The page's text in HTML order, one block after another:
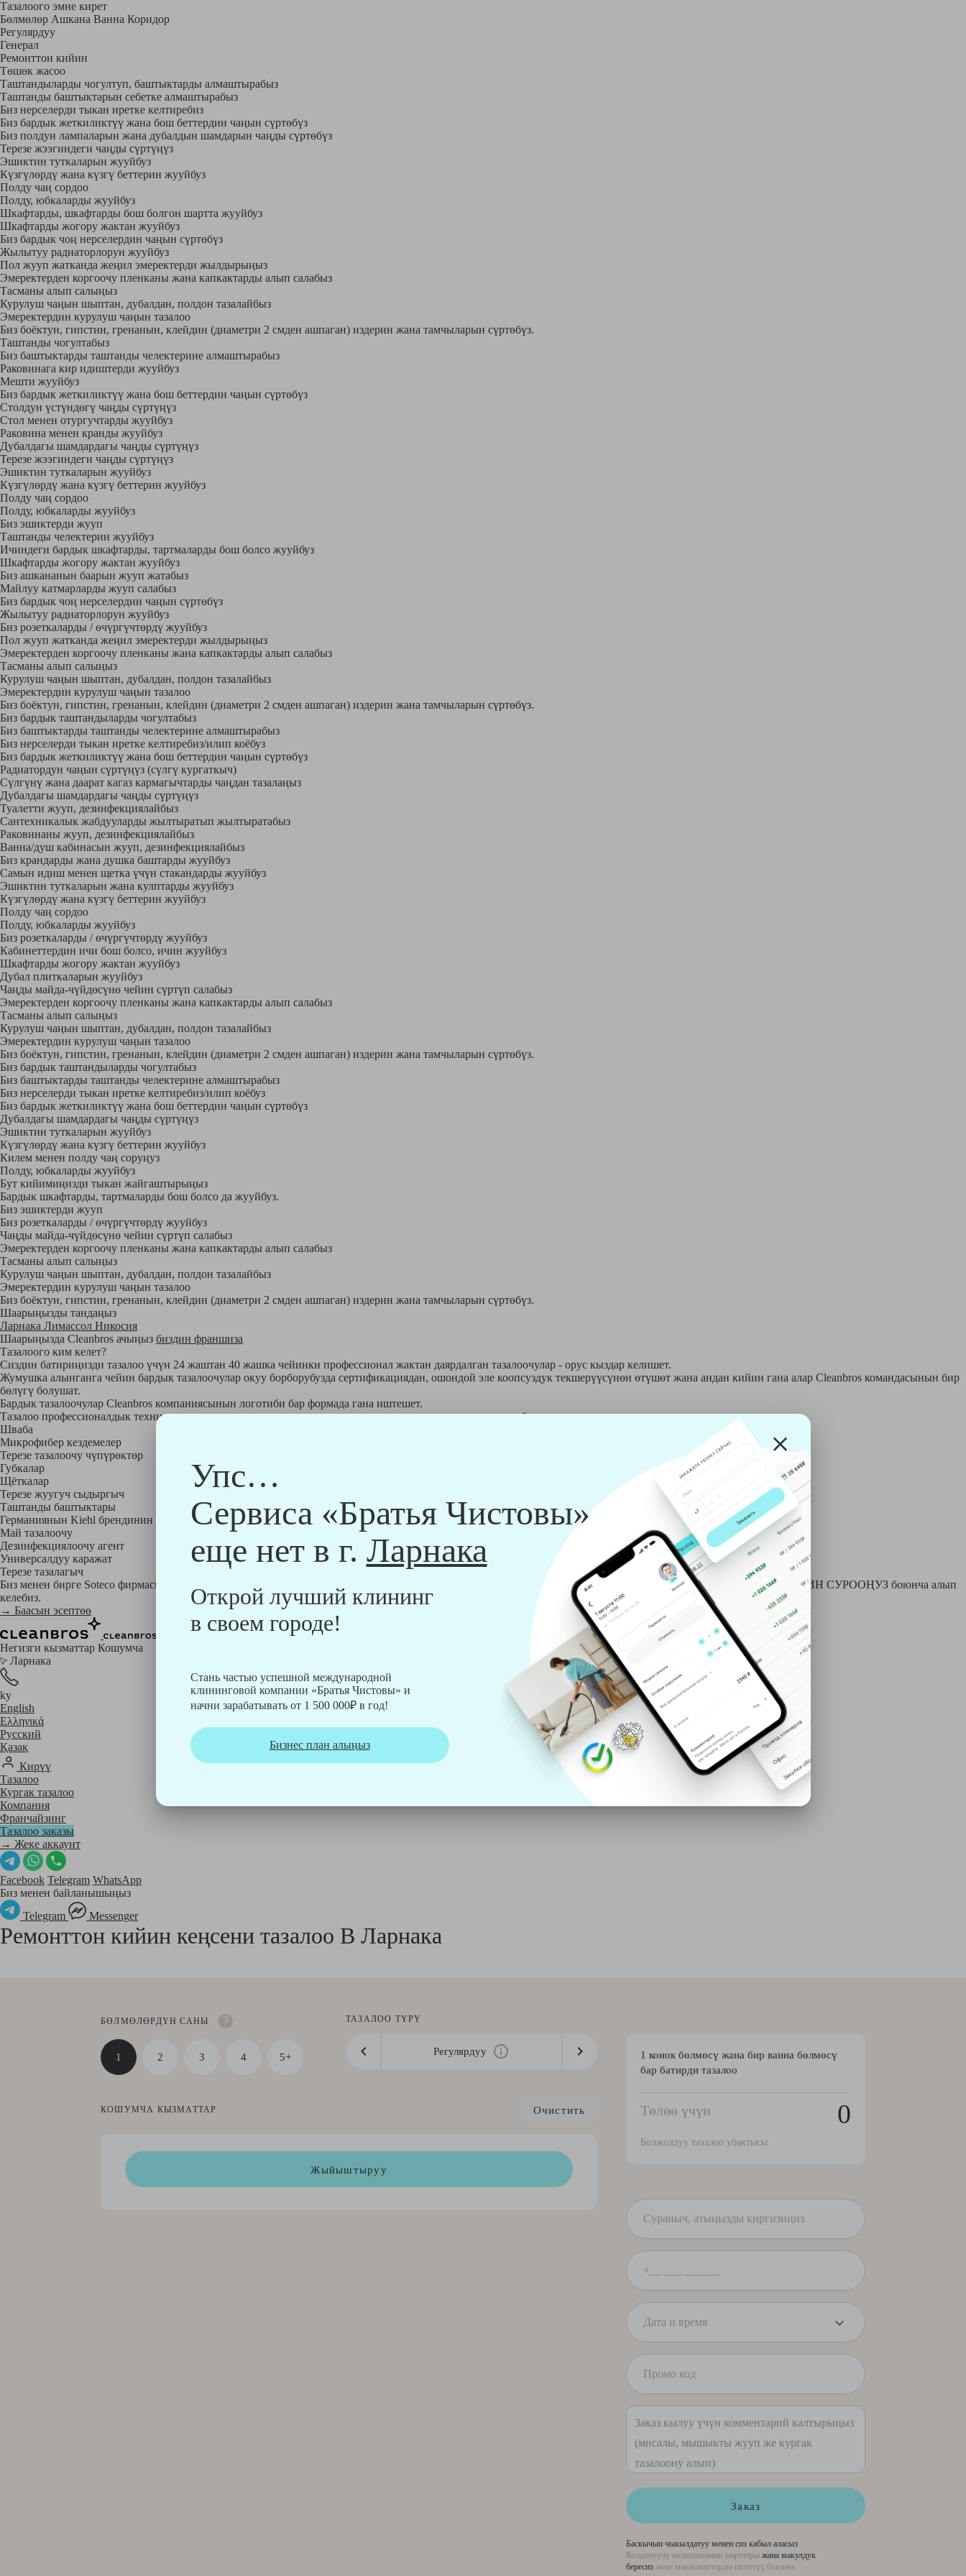
Упс…
Сервиса «Братья Чистовы»
еще нет в г. Ларнака
Открой лучший клининг
в своем городе!
Стань частью успешной международной
клининговой компании «Братья Чистовы» и
начни зарабатывать от 1 500 000₽ в год!
Бизнес план алыңыз
Тазалоого эмне кирет
Регулярдуу
Генерал
Ремонттон кийин
Төшөк жасоо
Таштандыларды чогултуп, баштыктарды алмаштырабыз
Таштанды баштыктарын себетке алмаштырабыз
Биз нерселерди тыкан иретке келтиребиз
Биз бардык жеткиликтүү жана бош беттердин чаңын сүртөбүз
Биз полдун лампаларын жана дубалдын шамдарын чаңды сүртөбүз
Терезе жээгиндеги чаңды сүртүңүз
Эшиктин туткаларын жууйбуз
Күзгүлөрдү жана күзгү беттерин жууйбуз
Полду чаң сордоо
Полду, юбкаларды жууйбуз
Шкафтарды, шкафтарды бош болгон шартта жууйбуз
Шкафтарды жогору жактан жууйбуз
Биз бардык чоң нерселердин чаңын сүртөбүз
Жылытуу радиаторлорун жууйбуз
Пол жууп жатканда жеңил эмеректерди жылдырыңыз
Эмеректерден коргоочу пленканы жана капкактарды алып салабыз
Тасманы алып салыңыз
Курулуш чаңын шыптан, дубалдан, полдон тазалайбыз
Эмеректердин курулуш чаңын тазалоо
Биз боёктун, гипстин, гренанын, клейдин (диаметри 2 смден ашпаган) издерин жана тамчыларын сүртөбүз.
Таштанды чогултабыз
Биз баштыктарды таштанды челектерине алмаштырабыз
Раковинага кир идиштерди жууйбуз
Мешти жууйбуз
Биз бардык жеткиликтүү жана бош беттердин чаңын сүртөбүз
Столдун үстүндөгү чаңды сүртүңүз
Стол менен отургучтарды жууйбуз
Раковина менен кранды жууйбуз
Дубалдагы шамдардагы чаңды сүртүңүз
Терезе жээгиндеги чаңды сүртүңүз
Эшиктин туткаларын жууйбуз
Күзгүлөрдү жана күзгү беттерин жууйбуз
Полду чаң сордоо
Полду, юбкаларды жууйбуз
Биз эшиктерди жууп
Таштанды челектерин жууйбуз
Ичиндеги бардык шкафтарды, тартмаларды бош болсо жууйбуз
Шкафтарды жогору жактан жууйбуз
Биз ашкананын баарын жууп жатабыз
Майлуу катмарларды жууп салабыз
Биз бардык чоң нерселердин чаңын сүртөбүз
Жылытуу радиаторлорун жууйбуз
Биз розеткаларды / өчүргүчтөрдү жууйбуз
Пол жууп жатканда жеңил эмеректерди жылдырыңыз
Эмеректерден коргоочу пленканы жана капкактарды алып салабыз
Тасманы алып салыңыз
Курулуш чаңын шыптан, дубалдан, полдон тазалайбыз
Эмеректердин курулуш чаңын тазалоо
Биз боёктун, гипстин, гренанын, клейдин (диаметри 2 смден ашпаган) издерин жана тамчыларын сүртөбүз.
Биз бардык таштандыларды чогултабыз
Биз баштыктарды таштанды челектерине алмаштырабыз
Биз нерселерди тыкан иретке келтиребиз/илип коёбуз
Биз бардык жеткиликтүү жана бош беттердин чаңын сүртөбүз
Радиатордун чаңын сүртүңүз (сүлгү кургаткыч)
Сүлгүнү жана даарат кагаз кармагычтарды чаңдан тазалаңыз
Дубалдагы шамдардагы чаңды сүртүңүз
Туалетти жууп, дезинфекциялайбыз
Сантехникалык жабдууларды жылтыратып жылтыратабыз
Раковинаны жууп, дезинфекциялайбыз
Ванна/душ кабинасын жууп, дезинфекциялайбыз
Биз крандарды жана душка баштарды жууйбуз
Самын идиш менен щетка үчүн стакандарды жууйбуз
Эшиктин туткаларын жана кулптарды жууйбуз
Күзгүлөрдү жана күзгү беттерин жууйбуз
Полду чаң сордоо
Полду, юбкаларды жууйбуз
Биз розеткаларды / өчүргүчтөрдү жууйбуз
Кабинеттердин ичи бош болсо, ичин жууйбуз
Шкафтарды жогору жактан жууйбуз
Дубал плиткаларын жууйбуз
Чаңды майда-чүйдөсүнө чейин сүртүп салабыз
Эмеректерден коргоочу пленканы жана капкактарды алып салабыз
Тасманы алып салыңыз
Курулуш чаңын шыптан, дубалдан, полдон тазалайбыз
Эмеректердин курулуш чаңын тазалоо
Биз боёктун, гипстин, гренанын, клейдин (диаметри 2 смден ашпаган) издерин жана тамчыларын сүртөбүз.
Биз бардык таштандыларды чогултабыз
Биз баштыктарды таштанды челектерине алмаштырабыз
Биз нерселерди тыкан иретке келтиребиз/илип коёбуз
Биз бардык жеткиликтүү жана бош беттердин чаңын сүртөбүз
Дубалдагы шамдардагы чаңды сүртүңүз
Эшиктин туткаларын жууйбуз
Күзгүлөрдү жана күзгү беттерин жууйбуз
Килем менен полду чаң соруңуз
Полду, юбкаларды жууйбуз
Бут кийимиңизди тыкан жайгаштырыңыз
Бардык шкафтарды, тартмаларды бош болсо да жууйбуз.
Биз эшиктерди жууп
Биз розеткаларды / өчүргүчтөрдү жууйбуз
Чаңды майда-чүйдөсүнө чейин сүртүп салабыз
Эмеректерден коргоочу пленканы жана капкактарды алып салабыз
Тасманы алып салыңыз
Курулуш чаңын шыптан, дубалдан, полдон тазалайбыз
Эмеректердин курулуш чаңын тазалоо
Биз боёктун, гипстин, гренанын, клейдин (диаметри 2 смден ашпаган) издерин жана тамчыларын сүртөбүз.
Шаарыңызды тандаңыз
Ларнака Лимассол Никосия
Шаарыңызда Cleanbros ачыңыз биздин франшиза
Тазалоого ким келет?
Сиздин батириңизди тазалоо үчүн 24 жаштан 40 жашка чейинки профессионал жактан даярдалган тазалоочулар - орус кыздар келишет.
Жумушка алынганга чейин бардык тазалоочулар окуу борборубузда сертификациядан, ошондой эле коопсуздук текшерүүсүнөн өтүшөт жана андан кийин гана алар Cleanbros командасынын бир
бөлүгү болушат.
Бардык тазалоочулар Cleanbros компаниясынын логотиби бар формада гана иштешет.
Тазалоо профессионалдык техникалык жана химиялык каражаттардын жардамы менен жүргүзүлөт, алар биздин тазалоочулар өздөрү менен кошо ала алышат:
Шваба
Микрофибер кездемелер
Терезе тазалоочу чүпүрөктөр
Губкалар
Щёткалар
Терезе жуугуч сыдыргыч
Таштанды баштыктары
Германиянын Kiehl брендинин экологиялык таза тазалоочу каражаттары:
Май тазалоочу
Дезинфекциялоочу агент
Универсалдуу каражат
Терезе тазалагыч
Биз менен бирге Soteco фирмасынын компакттуу профессионалдуу чаң соргучту, ошондой эле үтүк, чака, буу генератору, химиялык тазалоочу машина жана СИЗДИН СУРООҢУЗ боюнча алып
келебиз.
→ Баасын эсептөө
Негизги кызматтар Кошумча
Ларнака
ky
English
Ελληνικά
Русский
Қазақ
Кирүү
Тазалоо
Кургак тазалоо
Компания
Франчайзинг
Тазалоо заказы
→ Жеке аккаунт
Facebook Telegram WhatsApp
Биз менен байланышыңыз
Telegram
Messenger
Ремонттон кийин кеңсени тазалоо В Ларнака
БӨЛМӨЛӨРДҮН САНЫ
1 2 3 4 5+
ТАЗАЛОО ТҮРҮ
Регулярдуу
КОШУМЧА КЫЗМАТТАР Очистить
Жыйыштыруу
1 конок бөлмөсү жана бир ванна бөлмөсү
бар батирди тазалоо
Төлөө үчүн 0
Болжолдуу тазалоо убактысы
Заказ
Баскычын чыкылдатуу менен сиз кабыл аласыз
Колдонуучу келишиминин шарттары жана макулдук
бересиз жеке маалыматтарды иштетүү боюнча